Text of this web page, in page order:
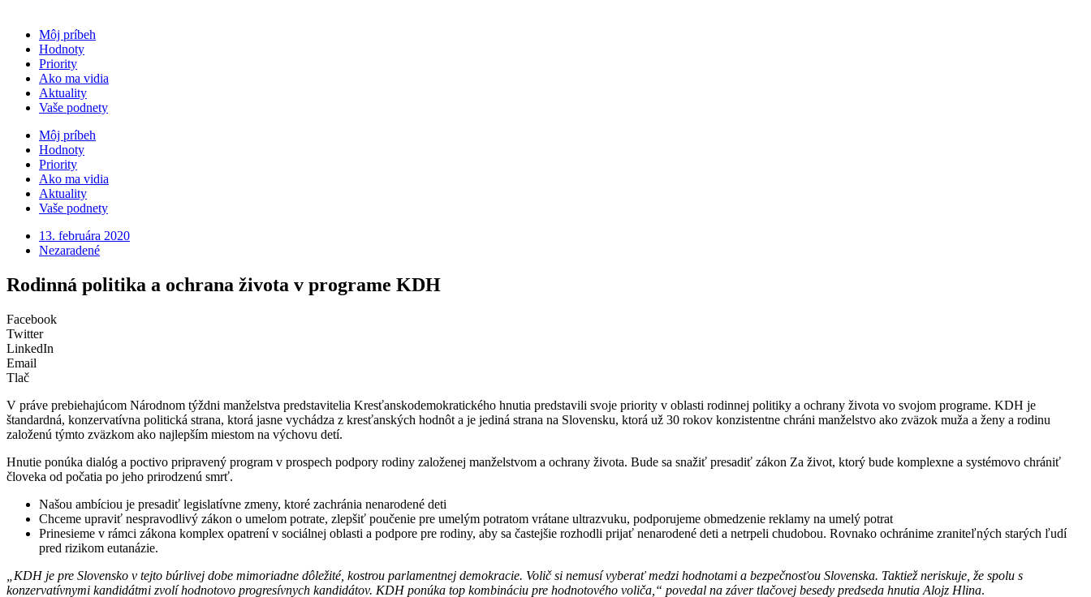
Môj príbeh
Hodnoty
Priority
Ako ma vidia
Aktuality
Vaše podnety
Môj príbeh
Hodnoty
Priority
Ako ma vidia
Aktuality
Vaše podnety
13. februára 2020
Nezaradené
Rodinná politika a ochrana života v programe KDH
Facebook
Twitter
LinkedIn
Email
Tlač
V práve prebiehajúcom Národnom týždni manželstva predstavitelia Kresťanskodemokratického hnutia predstavili svoje priority v oblasti rodinnej politiky a ochrany života vo svojom programe. KDH je
štandardná, konzervatívna politická strana, ktorá jasne vychádza z kresťanských hodnôt a je jediná strana na Slovensku, ktorá už 30 rokov konzistentne chráni manželstvo ako zväzok muža a ženy a rodinu
založenú týmto zväzkom ako najlepším miestom na výchovu detí.
Hnutie ponúka dialóg a poctivo pripravený program v prospech podpory rodiny založenej manželstvom a ochrany života. Bude sa snažiť presadiť zákon Za život, ktorý bude komplexne a systémovo chrániť
človeka od počatia po jeho prirodzenú smrť.
Našou ambíciou je presadiť legislatívne zmeny, ktoré zachránia nenarodené deti
Chceme upraviť nespravodlivý zákon o umelom potrate, zlepšiť poučenie pre umelým potratom vrátane ultrazvuku, podporujeme obmedzenie reklamy na umelý potrat
Prinesieme v rámci zákona komplex opatrení v sociálnej oblasti a podpore pre rodiny, aby sa častejšie rozhodli prijať nenarodené deti a netrpeli chudobou. Rovnako ochránime zraniteľných starých ľudí
pred rizikom eutanázie.
„KDH je pre Slovensko v tejto búrlivej dobe mimoriadne dôležité, kostrou parlamentnej demokracie. Volič si nemusí vyberať medzi hodnotami a bezpečnosťou Slovenska. Taktiež neriskuje, že spolu s
konzervatívnymi kandidátmi zvolí hodnotovo progresívnych kandidátov. KDH ponúka top kombináciu pre hodnotového voliča,“ povedal na záver tlačovej besedy predseda hnutia Alojz Hlina.